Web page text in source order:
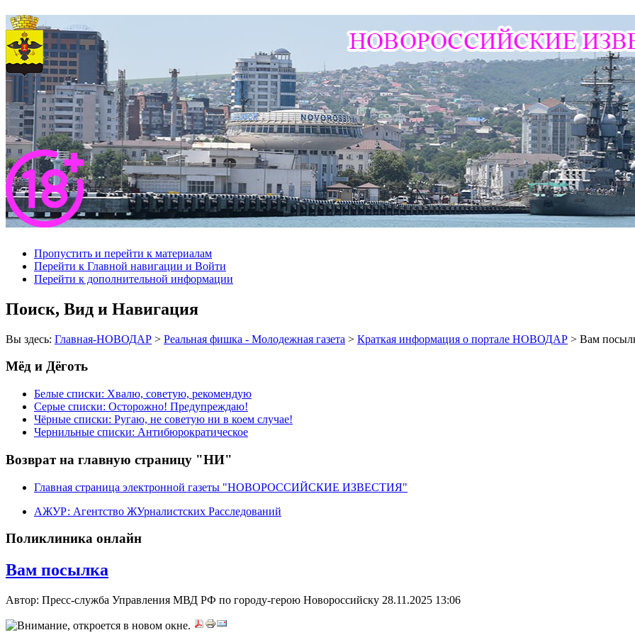
Пропустить и перейти к материалам
Перейти к Главной навигации и Войти
Перейти к дополнительной информации
Поиск, Вид и Навигация
Вы здесь: Главная-НОВОДАР > Реальная фишка - Молодежная газета > Краткая информация о портале НОВОДАР > Вам
Мёд и Дёготь
Белые списки: Хвалю, советую, рекомендую
Серые списки: Осторожно! Предупреждаю!
Чёрные списки: Ругаю, не советую ни в коем случае!
Чернильные списки: Антибюрократическое
Возврат на главную страницу "НИ"
Главная страница электронной газеты "НОВОРОССИЙСКИЕ ИЗВЕСТИЯ"
АЖУР: Агентство ЖУрналистских Расследований
Поликлиника онлайн
Вам посылка
Автор: Пресс-служба Управления МВД РФ по городу-герою Новороссийску 28.11.2025 13:06